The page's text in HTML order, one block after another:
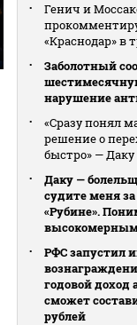
Генич и
«Краснодар» в
Заболотный
нарушение
«Сразу понял
решение о
быстро» — Даку
Даку —
судите меня
«Рубине».
РФС запустил
годовой доход
сможет
рублей